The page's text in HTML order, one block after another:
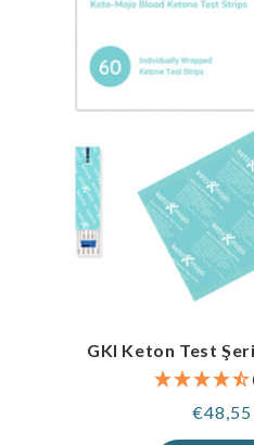
GKI Keton Test
Normal
fiyat
€48,55